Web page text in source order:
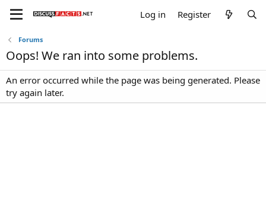
Log in Register
Forums
Oops! We ran into some problems.
An error occurred while the page was being generated. Please
try again later.